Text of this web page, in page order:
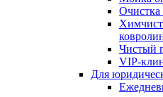
Чистый
VIP-
Для